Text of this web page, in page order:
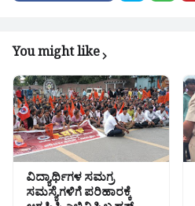
You might like
ವಿದ್ಯಾರ್ಥಿಗಳ ಸಮಗ್ರ
ಸಮಸ್ಯೆಗಳಿಗೆ ಪರಿಹಾರಕ್ಕೆ